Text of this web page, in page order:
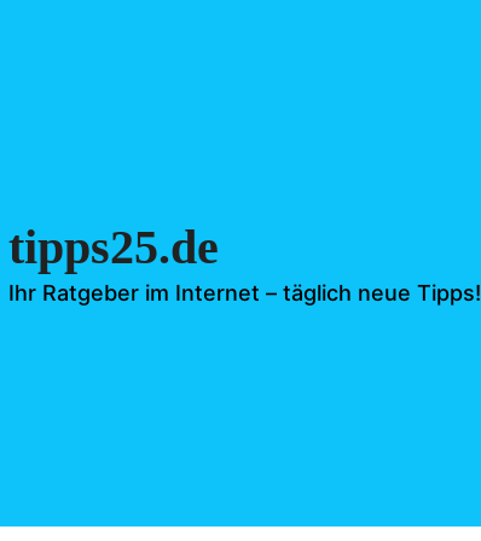
tipps25.de
Ihr Ratgeber im Internet – täglich neue Tipps!